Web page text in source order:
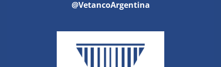
@VetancoArgentina